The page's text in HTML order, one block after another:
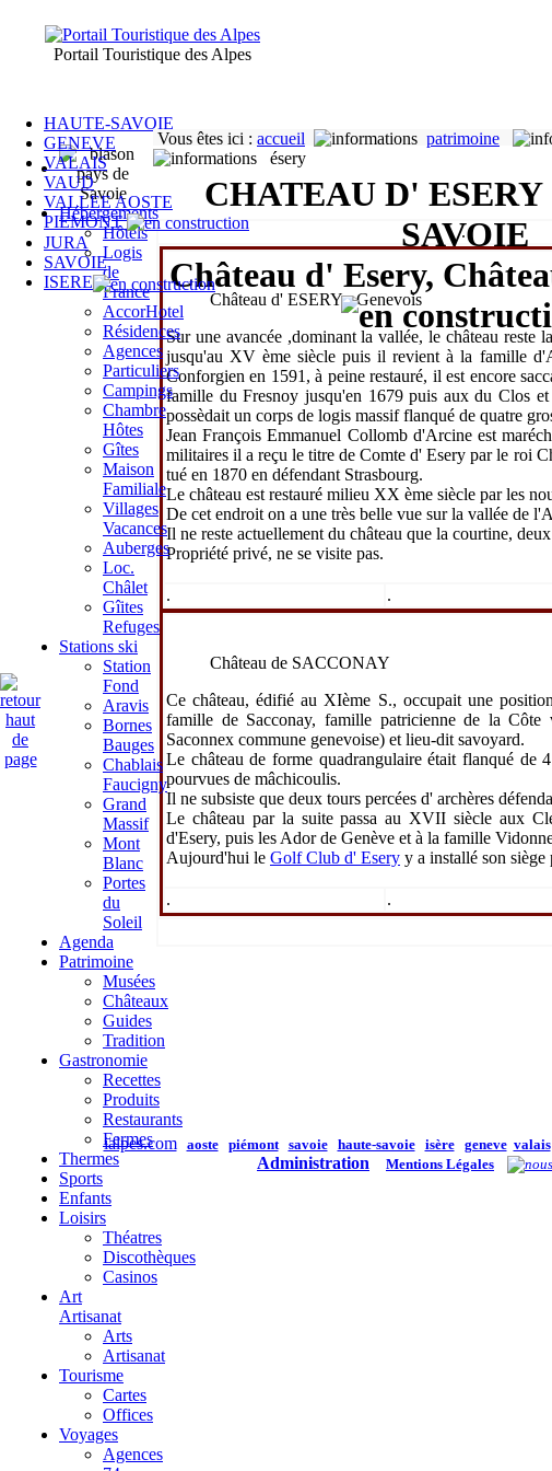
ialpes.com aoste piémont savoie haute-savoie isère geneve valais
Administration Mentions Légales
Hébergements
Hôtels
Logis
de
France
AccorHotel
Résidences
Agences
Particuliers
Campings
Chambre
Hôtes
Gîtes
Maison
Familiale
Villages
Vacances
Auberges
Loc.
Châlet
Gîites
Refuges
Stations ski
Station
Fond
Aravis
Bornes
Bauges
Chablais
Faucigny
Grand
Massif
Mont
Blanc
Portes
du
Soleil
Agenda
Patrimoine
Musées
Châteaux
Guides
Tradition
Gastronomie
Recettes
Produits
Restaurants
Fermes
Thermes
Sports
Enfants
Loisirs
Théatres
Discothèques
Casinos
Art
Artisanat
Arts
Artisanat
Tourisme
Cartes
Offices
Voyages
Agences
CHATEAU D'
SAVOIE
Château d' Esery,
HAUTE-SAVOIE
GENEVE
VALAIS
VAUD
VALLEE AOSTE
PIEMONT
JURA
SAVOIE
ISERE
Portail Touristique des Alpes
.
Château d' ESERY - Genevois
Sur une avancée ,dominant la vallée, le château reste
jusqu'au XV ème siècle puis il revient à la famille
Conforgien en 1591 , à peine restauré, il est encore
famille du Fresnoy jusqu'en 1679puis auxdu Clos et
possèdait un corps de logis massif flanqué de quatre
Jean François Emmanuel Collomb d'Arcineest
militaires il a reçu le titre deComte d' Esery par le roi
tué en 1870 en défendant Strasbourg.
Le château est restauré milieu XX ème siècle par les
De cet endroit on a une très belle vue sur la vallée de
Il ne reste actuellement du château que la courtine,
Propriété privé, ne se visite pas.
. .
Château de SACCONAY
Ce château, édifié au XIème S., occupait une
famille de Sacconay, famille patricienne de la Côte
Saconnex commune genevoise) et lieu-dit savoyard.
Le château de forme quadrangulaire était flanqué de
pourvues de mâchicoulis.
Il ne subsiste que deux tours percées d' archères
Le château par la suite passa au XVII siècle aux
d'Esery, puis les Ador de Genève et à la famille
Aujourd'hui le Golf Club d' Esery y a installé son
. .
Vous êtes ici : accueil patrimoine
ésery